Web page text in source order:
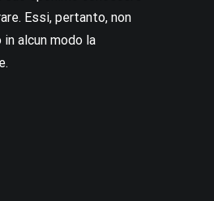
Essi, pertanto, non
in alcun modo la